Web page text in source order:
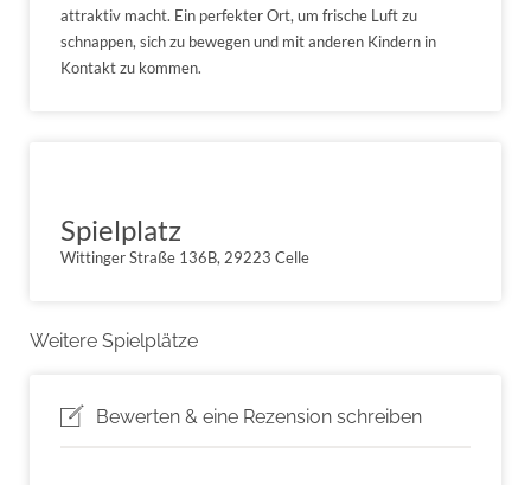
attraktiv macht. Ein perfekter Ort, um frische Luft zu
schnappen, sich zu bewegen und mit anderen Kindern in
Kontakt zu kommen.
Spielplatz
Wittinger Straße 136B, 29223 Celle
Weitere Spielplätze
Bewerten & eine Rezension schreiben